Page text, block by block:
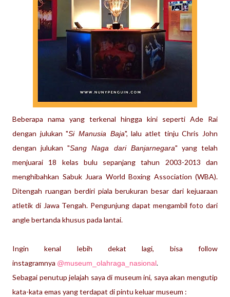
Beberapa nama yang terkenal hingga kini seperti Ade Rai
dengan julukan "Si Manusia Baja", lalu atlet tinju Chris John
dengan julukan "Sang Naga dari Banjarnegara" yang telah
menjuarai 18 kelas bulu sepanjang tahun 2003-2013 dan
menghibahkan Sabuk Juara World Boxing Association (WBA).
Ditengah ruangan berdiri piala berukuran besar dari kejuaraan
atletik di Jawa Tengah. Pengunjung dapat mengambil foto dari
angle bertanda khusus pada lantai.
Ingin kenal lebih dekat lagi, bisa follow
instagramnya @museum_olahraga_nasional.
Sebagai penutup jelajah saya di museum ini, saya akan mengutip
kata-kata emas yang terdapat di pintu keluar museum :